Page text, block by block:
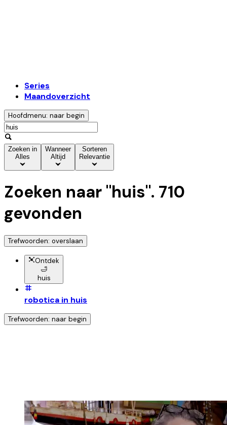
Series
Maandoverzicht
Hoofdmenu: naar begin
Zoeken in
Alles
Wanneer
Altijd
Sorteren
Relevantie
Zoeken naar "huis". 710
gevonden
Trefwoorden: overslaan
Ontdek
🛁
huis
robotica in huis
Trefwoorden: naar begin